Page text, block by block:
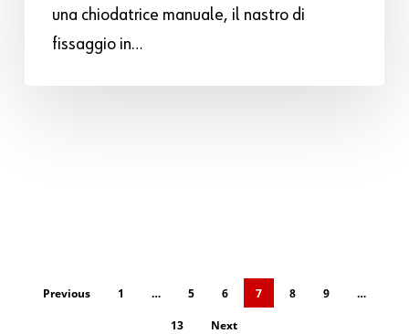
una chiodatrice manuale, il nastro di
fissaggio in…
Previous 1 … 5 6 7 8 9 …
13 Next